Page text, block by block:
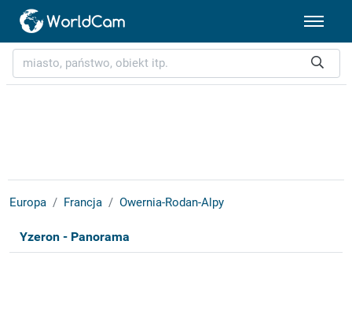
Europa Francja Owernia-Rodan-Alpy
Yzeron - Panorama